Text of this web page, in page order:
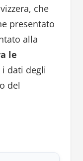
che
presentato
alla
le
i dati degli
del